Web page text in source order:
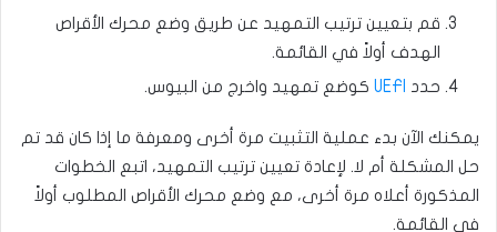
قم بتعيين ترتيب التمهيد عن طريق وضع محرك الأقراص
الهدف أولاً في القائمة.
حدد
UEFI كوضع تمهيد واخرج من البيوس.
يمكنك الآن بدء عملية التثبيت مرة أخرى ومعرفة ما إذا كان قد تم
حل المشكلة أم لا. لإعادة تعيين ترتيب التمهيد، اتبع الخطوات
المذكورة أعلاه مرة أخرى، مع وضع محرك الأقراص المطلوب أولاً
في القائمة.